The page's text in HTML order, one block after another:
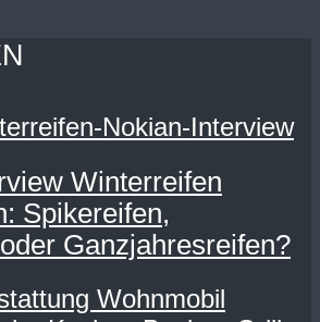
Winterreifen
Spikereifen,
Ganzjahresreifen?